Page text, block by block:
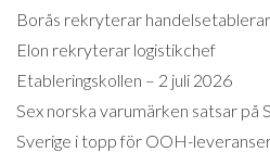
Borås rekryterar
Elon rekryterar logistikchef
Etableringskollen – 2 juli 2026
Sex norska varumärken satsar på
Sverige i topp för OOH-